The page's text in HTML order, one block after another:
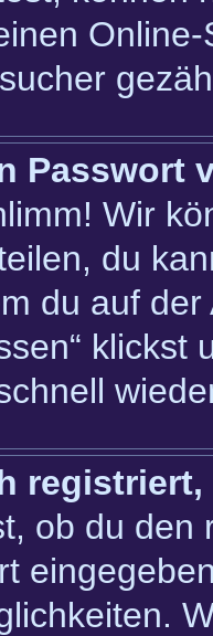
Passwort
Wir
du
du auf
klickst
ob du den